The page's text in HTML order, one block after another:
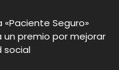
«Paciente Seguro»
premio por mejorar
social